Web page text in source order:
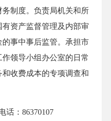
制度。负责局机关和所
资产监督管理及内部审
事中事后监管。承担市
领导小组办公室的日常
收费成本的专项调查和
：86370107